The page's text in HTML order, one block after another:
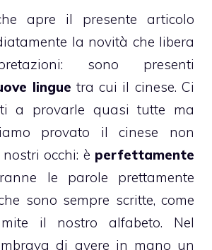
apre il presente articolo
la novità che libera
sono presenti
lingue tra cui il cinese. Ci
a provarle quasi tutte ma
provato il cinese non
occhi: è perfettamente
le parole prettamente
sono sempre scritte, come
il nostro alfabeto. Nel
di avere in mano un